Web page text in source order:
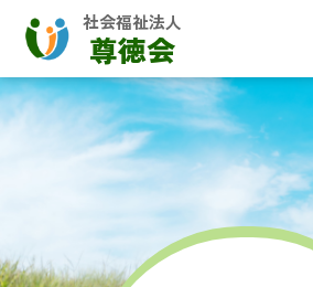
社会福祉法人
尊徳会